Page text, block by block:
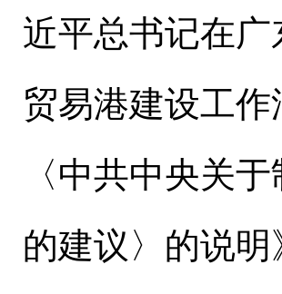
近平总书记在
贸易港建设工
〈中共中央关
的建议〉的说